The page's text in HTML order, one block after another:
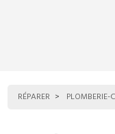
RÉPARER PLOMBERIE-